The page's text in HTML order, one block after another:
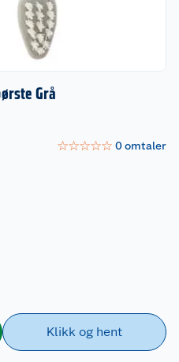
Grå
☆☆☆☆☆ 0omtaler
Klikk og hent